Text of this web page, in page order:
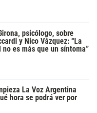
psicólogo, sobre
y Nico Vázquez: “La
es más que un síntoma”
La Voz Argentina
hora se podrá ver por